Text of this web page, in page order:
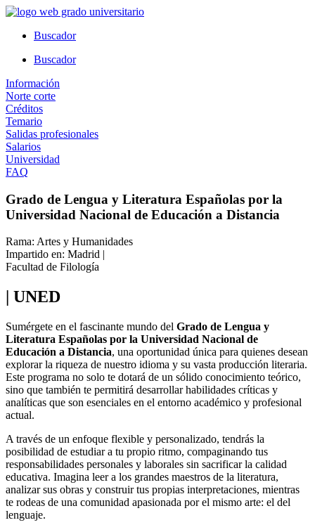
Ir
contenidoBuscador
Buscador
Información
Norte corte
Créditos
Temario
Salidas profesionales
Salarios
Universidad
FAQ
Grado de Lengua y Literatura Españolas por la
Universidad Nacional de Educación a Distancia
Rama: Artes y Humanidades
Impartido en: Madrid |
Facultad de Filología
| UNED
Sumérgete en el fascinante mundo del Grado de Lengua y
Literatura Españolas por la Universidad Nacional de
Educación a Distancia, una oportunidad única para quienes desean
explorar la riqueza de nuestro idioma y su vasta producción literaria.
Este programa no solo te dotará de un sólido conocimiento teórico,
sino que también te permitirá desarrollar habilidades críticas y
analíticas que son esenciales en el entorno académico y profesional
actual.
A través de un enfoque flexible y personalizado, tendrás la
posibilidad de estudiar a tu propio ritmo, compaginando tus
responsabilidades personales y laborales sin sacrificar la calidad
educativa. Imagina leer a los grandes maestros de la literatura,
analizar sus obras y construir tus propias interpretaciones, mientras
te rodeas de una comunidad apasionada por el mismo arte: el del
lenguaje.